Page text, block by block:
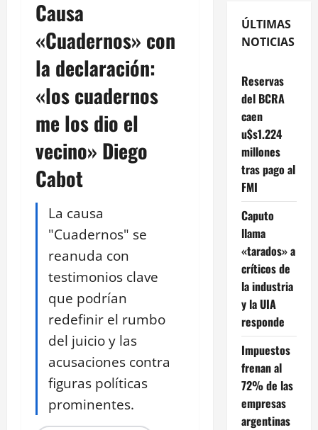
Causa
«Cuadernos» con
la declaración:
«los cuadernos
me los dio el
vecino» Diego
Cabot
La causa
"Cuadernos" se
reanuda con
testimonios clave
que podrían
redefinir el rumbo
del juicio y las
acusaciones contra
figuras políticas
prominentes.
ÚLTIMAS
NOTICIAS
Reservas
del BCRA
caen
u$s1.224
millones
tras pago al
FMI
Caputo
llama
«tarados» a
críticos de
la industria
y la UIA
responde
Impuestos
frenan al
72% de las
empresas
argentinas